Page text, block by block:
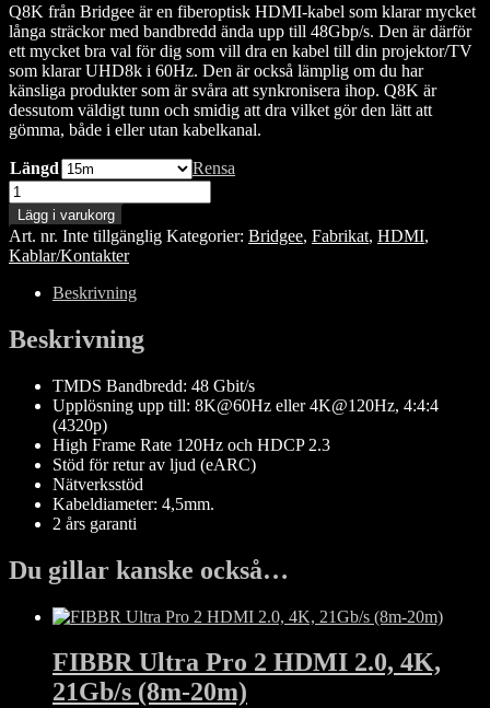
till
4,400.00 kr
Q8K från Bridgee är en fiberoptisk HDMI-kabel som klarar mycket
långa sträckor med bandbredd ända upp till 48Gbp/s. Den är därför
ett mycket bra val för dig som vill dra en kabel till din projektor/TV
som klarar UHD8k i 60Hz. Den är också lämplig om du har
känsliga produkter som är svåra att synkronisera ihop. Q8K är
dessutom väldigt tunn och smidig att dra vilket gör den lätt att
gömma, både i eller utan kabelkanal.
Längd
Rensa
Bridgee
Q8K
Ultra
High
Speed
HDMI
AOC,
8K,
(2m-
30m)
mängd
Lägg i varukorg
Art. nr. Inte tillgänglig Kategorier: Bridgee, Fabrikat, HDMI,
Kablar/Kontakter
Beskrivning
Beskrivning
TMDS Bandbredd: 48 Gbit/s
Upplösning upp till: 8K@60Hz eller 4K@120Hz, 4:4:4
(4320p)
High Frame Rate 120Hz och HDCP 2.3
Stöd för retur av ljud (eARC)
Nätverksstöd
Kabeldiameter: 4,5mm.
2 års garanti
Du gillar kanske också…
FIBBR Ultra Pro 2 HDMI 2.0, 4K,
21Gb/s (8m-20m)